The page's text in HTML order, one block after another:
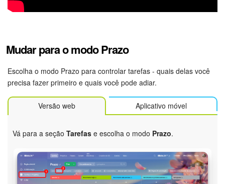
Telefonia
CRM + Loja On-line
Sales Center
Análise CRM
Criador de BI
Automação
Mudar para o modo Prazo
Escolha o modo Prazo para controlar tarefas - quais delas você
precisa fazer primeiro e quais você pode adiar.
Versão web Aplicativo móvel
Vá para a seção Tarefas e escolha o modo Prazo.